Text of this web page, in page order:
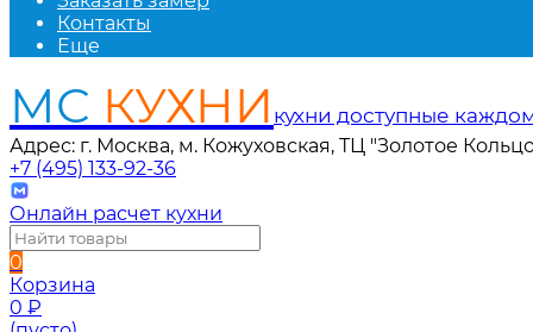
Контакты
Еще
МС КУХНИ кухни доступные
Адрес: г. Москва, м. Кожуховская, ТЦ "Золотое
+7 (495) 133-92-36
Онлайн расчет кухни
0
Корзина
0 ₽